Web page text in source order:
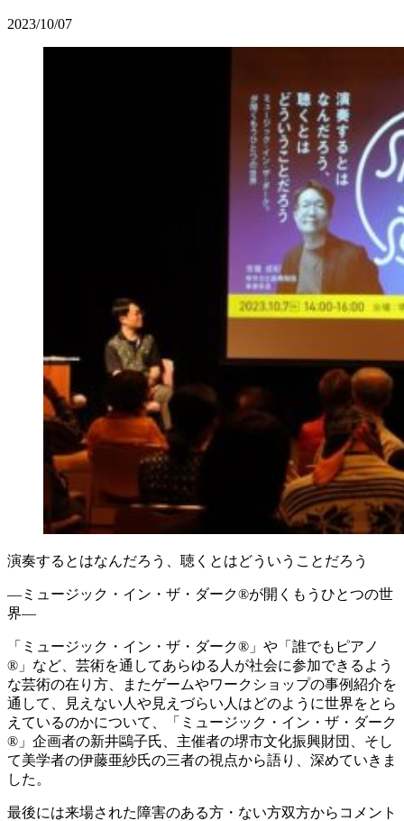
2023/10/07
演奏するとはなんだろう、聴くとはどういうことだろう
—ミュージック・イン・ザ・ダーク®が開くもうひとつの世
界—
「ミュージック・イン・ザ・ダーク®」や「誰でもピアノ
®」など、芸術を通してあらゆる人が社会に参加できるよう
な芸術の在り方、またゲームやワークショップの事例紹介を
通して、見えない人や見えづらい人はどのように世界をとら
えているのかについて、「ミュージック・イン・ザ・ダーク
®」企画者の新井鷗子氏、主催者の堺市文化振興財団、そし
て美学者の伊藤亜紗氏の三者の視点から語り、深めていきま
した。
最後には来場された障害のある方・ない方双方からコメント